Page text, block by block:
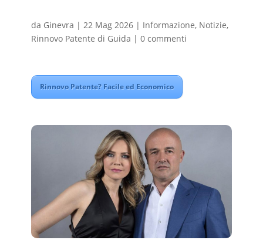
da Ginevra | 22 Mag 2026| Informazione, Notizie,
Rinnovo Patente di Guida | 0 commenti
Rinnovo Patente? Facile ed Economico